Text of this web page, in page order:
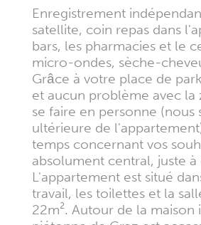
Enregistrement
satellite, coin repas dans
bars, les pharmacies et le
micro-ondes, sèche-
Grâce à votre place de
et aucun problème avec
se faire en personne
ultérieure de
temps concernant vos
absolument central, juste
L'appartement est situé
travail, les toilettes et la
22m². Autour de la